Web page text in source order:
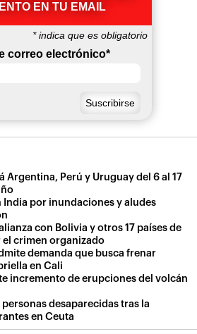
EN TU EMAIL
*indica que es obligatorio
correo electrónico*
Argentina, Perú y Uruguay del 6 al 17
India por inundaciones y aludes
con Bolivia y otros 17 países de
crimen organizado
demanda que busca frenar
en Cali
incremento de erupciones del volcán
desaparecidas tras la
en Ceuta